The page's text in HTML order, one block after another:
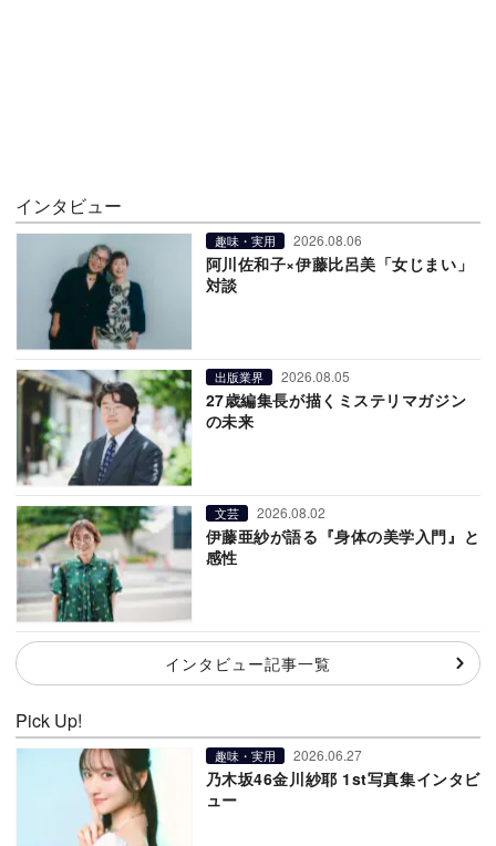
インタビュー
趣味・実用 2026.08.06
阿川佐和子×伊藤比呂美「女じまい」
対談
出版業界 2026.08.05
27歳編集長が描くミステリマガジン
の未来
文芸 2026.08.02
伊藤亜紗が語る『身体の美学入門』と
感性
インタビュー記事一覧
Pick Up!
趣味・実用 2026.06.27
乃木坂46金川紗耶 1st写真集インタビ
ュー